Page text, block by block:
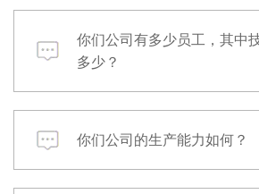
你们公司有多少员工，其中
多少？
你们公司的生产能力如何？